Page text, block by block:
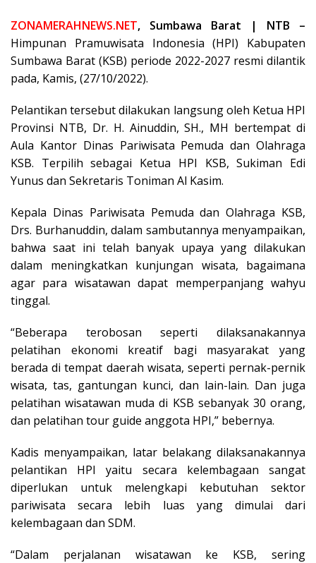
ZONAMERAHNEWS.NET, Sumbawa Barat | NTB –
Himpunan Pramuwisata Indonesia (HPI) Kabupaten
Sumbawa Barat (KSB) periode 2022-2027 resmi dilantik
pada, Kamis, (27/10/2022).
Pelantikan tersebut dilakukan langsung oleh Ketua HPI
Provinsi NTB, Dr. H. Ainuddin, SH., MH bertempat di
Aula Kantor Dinas Pariwisata Pemuda dan Olahraga
KSB. Terpilih sebagai Ketua HPI KSB, Sukiman Edi
Yunus dan Sekretaris Toniman Al Kasim.
Kepala Dinas Pariwisata Pemuda dan Olahraga KSB,
Drs. Burhanuddin, dalam sambutannya menyampaikan,
bahwa saat ini telah banyak upaya yang dilakukan
dalam meningkatkan kunjungan wisata, bagaimana
agar para wisatawan dapat memperpanjang wahyu
tinggal.
“Beberapa terobosan seperti dilaksanakannya
pelatihan ekonomi kreatif bagi masyarakat yang
berada di tempat daerah wisata, seperti pernak-pernik
wisata, tas, gantungan kunci, dan lain-lain. Dan juga
pelatihan wisatawan muda di KSB sebanyak 30 orang,
dan pelatihan tour guide anggota HPI,” bebernya.
Kadis menyampaikan, latar belakang dilaksanakannya
pelantikan HPI yaitu secara kelembagaan sangat
diperlukan untuk melengkapi kebutuhan sektor
pariwisata secara lebih luas yang dimulai dari
kelembagaan dan SDM.
“Dalam perjalanan wisatawan ke KSB, sering